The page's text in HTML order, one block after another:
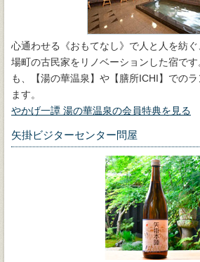
心通わせる《おもてなし》で人と人を紡
場町の古民家をリノベーションした宿で
も、【湯の華温泉】や【膳所ICHI】での
ます。
やかげ一譚 湯の華温泉の会員特典を見る
矢掛ビジターセンター問屋